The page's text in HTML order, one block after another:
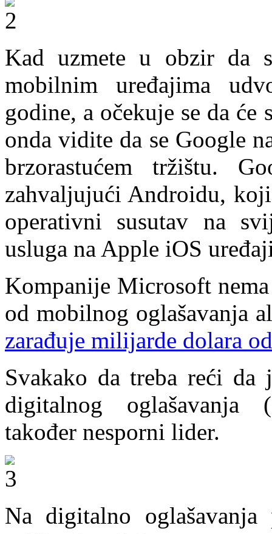
Kad uzmete u obzir da
mobilnim uređajima
godine, a očekuje se da
onda vidite da se Google
brzorastućem tržištu.
zahvaljujući Androidu,
operativni susutav na
usluga na Apple iOS
Kompanije Microsoft
od mobilnog oglašavanja
zarađuje milijarde dolara
Svakako da treba reći
digitalnog oglašavanja
također nesporni lider.
Na digitalno